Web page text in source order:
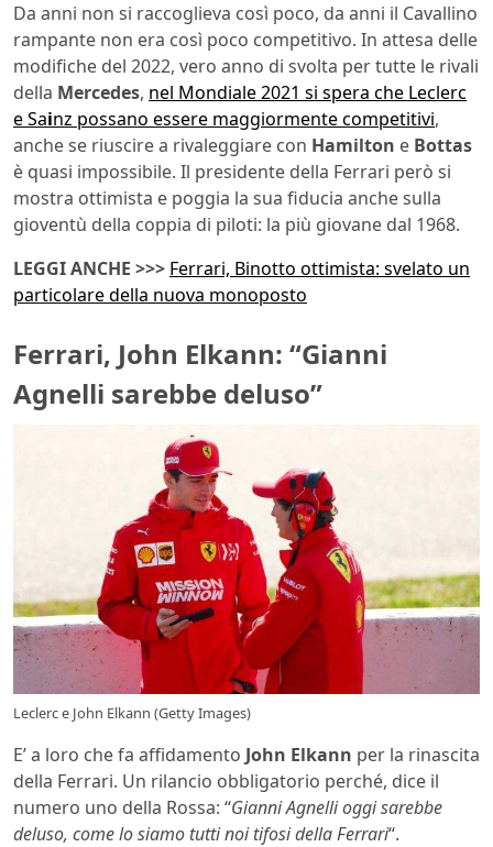
Da anni non si raccoglieva così poco, da anni il Cavallino
rampante non era così poco competitivo. In attesa delle
modifiche del 2022, vero anno di svolta per tutte le rivali
della Mercedes, nel Mondiale 2021 si spera che Leclerc
e Sainz possano essere maggiormente competitivi,
anche se riuscire a rivaleggiare con Hamilton e Bottas
è quasi impossibile. Il presidente della Ferrari però si
mostra ottimista e poggia la sua fiducia anche sulla
gioventù della coppia di piloti: la più giovane dal 1968.
LEGGI ANCHE >>> Ferrari, Binotto ottimista: svelato un
particolare della nuova monoposto
Ferrari, John Elkann: “Gianni
Agnelli sarebbe deluso”
Leclerc e John Elkann (Getty Images)
E’ a loro che fa affidamento John Elkann per la rinascita
della Ferrari. Un rilancio obbligatorio perché, dice il
numero uno della Rossa: “Gianni Agnelli oggi sarebbe
deluso, come lo siamo tutti noi tifosi della Ferrari“.